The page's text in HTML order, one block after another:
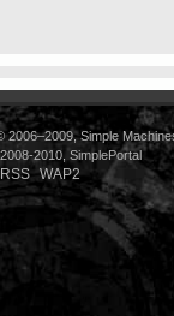
2006–2009, Simple
2010, SimplePortal
RSS WAP2